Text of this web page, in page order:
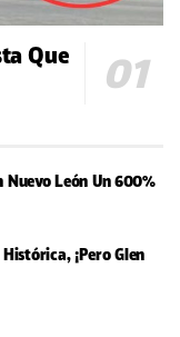
Que
Nuevo León Un 600%
¡Pero Glen